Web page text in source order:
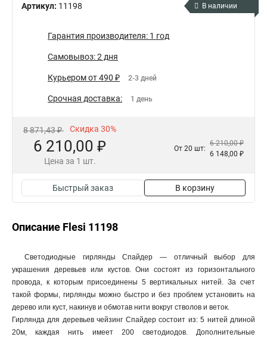
Артикул: 11198 В наличии
Гарантия производителя: 1 год
Самовывоз: 2 дня
Курьером от 490 ₽ 2-3 дней
Срочная доставка: 1 день
8 871,43 ₽ Скидка 30%
6 210,00 ₽
Цена за 1 шт.
От 20 шт:
6 210,00 ₽
6 148,00 ₽
Быстрый заказ В корзину
Описание Flesi 11198
Светодиодные гирлянды Спайдер — отличный выбор для
украшения деревьев или кустов. Они состоят из горизонтального
провода, к которым присоединены 5 вертикальных нитей. За счет
такой формы, гирлянды можно быстро и без проблем установить на
дерево или куст, накинув и обмотав нити вокруг стволов и веток.
Гирлянда для деревьев чейзинг Спайдер состоит из: 5 нитей длиной
20м, каждая нить имеет 200 светодиодов. Дополнительные